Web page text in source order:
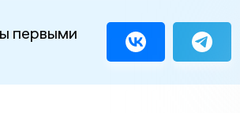
первыми